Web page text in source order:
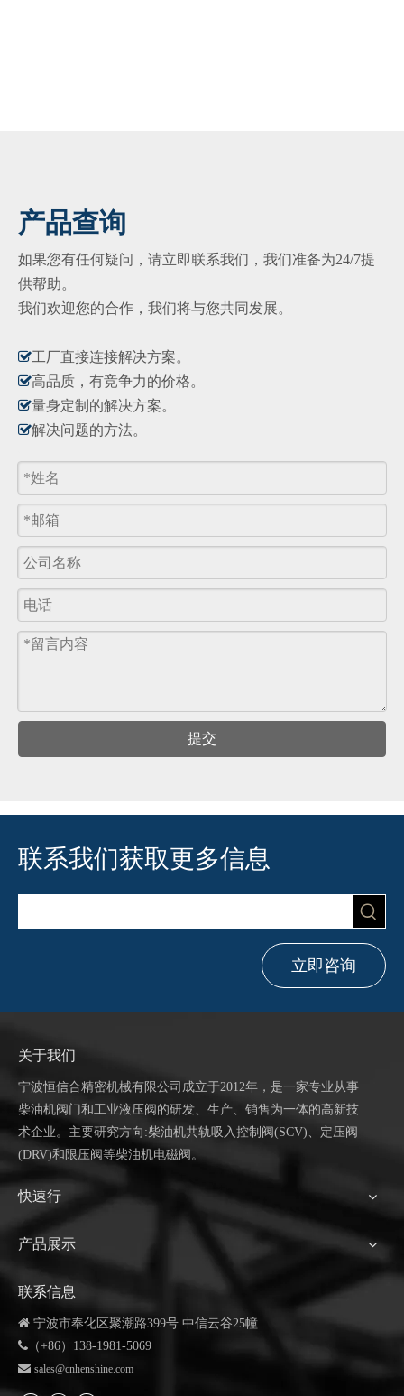
产品查询
如果您有任何疑问，请立即联系我们，我们准备为24/7提
供帮助。
我们欢迎您的合作，我们将与您共同发展。
工厂直接连接解决方​​案。
高品质，有竞争力的价格。
量身定制的解决方案。
解决问题的方法。
提交
联系我们获取更多信息
立即咨询
关于我们
宁波恒信合精密机械有限公司成立于2012年，是一家专业从事
柴油机阀门和工业液压阀的研发、生产、销售为一体的高新技
术企业。主要研究方向:柴油机共轨吸入控制阀(SCV)、定压阀
(DRV)和限压阀等柴油机电磁阀。
快速行
产品展示
联系信息
 宁波市奉化区聚潮路399号 中信云谷25幢
 （+86）138-1981-5069
 sales@cnhenshine.com